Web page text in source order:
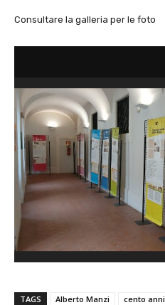
Consultare la galleria per le foto
TAGS Alberto Manzi cento anni